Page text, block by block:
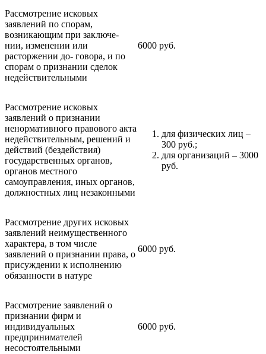
Рассмотрение исковых
заявлений по спорам,
возникающим при заключе-
нии, изменении или
расторжении до- говора, и по
спорам о признании сделок
недействительными
6000 руб.
Рассмотрение исковых
заявлений о признании
ненормативного правового акта
недействительным, решений и
действий (бездействия)
государственных органов,
органов местного
самоуправления, иных органов,
должностных лиц незаконными
для физических лиц –
300 руб.;
для организаций – 3000
руб.
Рассмотрение других исковых
заявлений неимущественного
характера, в том числе
заявлений о признании права, о
присуждении к исполнению
обязанности в натуре
6000 руб.
Рассмотрение заявлений o
признании фирм и
индивидуальных
предпринимателей
несостоятельными
6000 руб.